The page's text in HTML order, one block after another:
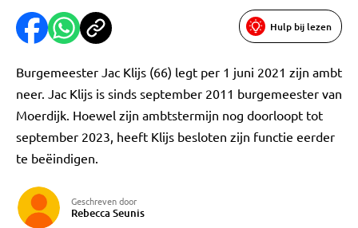
Hulp bij lezen
Burgemeester Jac Klijs (66) legt per 1 juni 2021 zijn ambt
neer. Jac Klijs is sinds september 2011 burgemeester van
Moerdijk. Hoewel zijn ambtstermijn nog doorloopt tot
september 2023, heeft Klijs besloten zijn functie eerder
te beëindigen.
Geschreven door
Rebecca Seunis